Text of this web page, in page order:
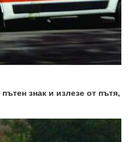
знак и излезе от пътя,